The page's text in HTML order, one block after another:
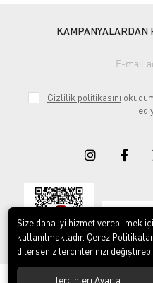
KAMPANYALARDAN
Gizlilik politikasını
App
© 2023ERY İş Güvenliği
Size daha iyi hizmet verebilmek
kullanılmaktadır. Çerez
dilerseniz tercihlerinizi
Tercihleri Ayarla